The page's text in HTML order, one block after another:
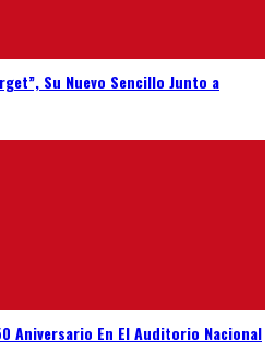
Su Nuevo Sencillo Junto a
Aniversario En El Auditorio Nacional